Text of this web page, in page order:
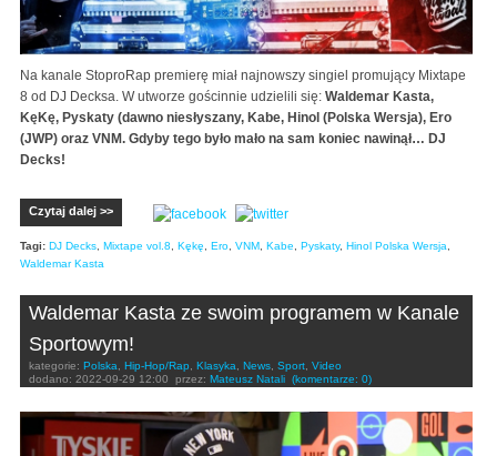
Na kanale StoproRap premierę miał najnowszy singiel promujący Mixtape
8 od DJ Decksa. W utworze gościnnie udzielili się: Waldemar Kasta,
KęKę, Pyskaty (dawno niesłyszany, Kabe, Hinol (Polska Wersja), Ero
(JWP) oraz VNM. Gdyby tego było mało na sam koniec nawinął… DJ
Decks!
Czytaj dalej >>
Tagi: DJ Decks Mixtape vol.8 Kękę Ero VNM Kabe Pyskaty, Hinol Polska Wersja
Waldemar Kasta
Waldemar Kasta ze swoim programem w Kanale
Sportowym!
kategorie: Polska Hip-Hop/Rap Klasyka News Sport Video
dodano: 2022-09-29 12:00 przez: Mateusz Natali (komentarze: 0)